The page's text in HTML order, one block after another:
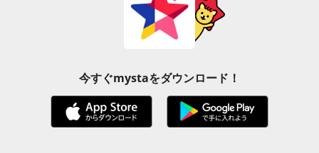
今すぐmystaをダウンロード！